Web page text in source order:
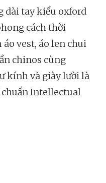
dài tay kiểu oxford
cách thời
vest, áo len chui
chinos cùng
kính và giày lười là
chuẩn Intellectual